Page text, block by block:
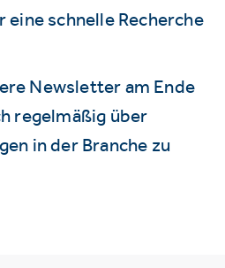
schnelle Recherche
Newsletter am Ende
regelmäßig über
in der Branche zu